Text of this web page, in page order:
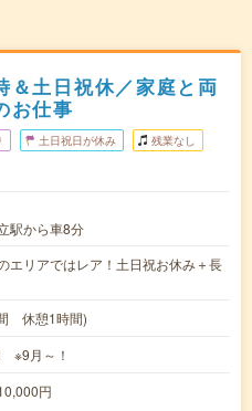
＆土日祝休／家庭と両
お仕事
土日祝日が休み 残業なし
駅から車8分
リアではレア！土日祝お休み＋長
休憩1時間)
※9月～！
円